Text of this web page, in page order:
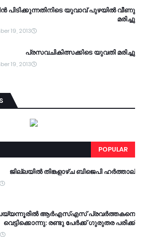
പിടിക്കുന്നതിനിടെ യുവാവ് പുഴയില്‍ വീണു
മരിച്ചു
19, 2013
പ്രസവചികിത്സക്കിടെ യുവതി മരിച്ചു
19, 2013
POPULAR
ജില്ലയില്‍ തിങ്കളാഴ്ച ബിജെപി ഹര്‍ത്താല്‍
ആര്‍എസ്എസ് പ്രവര്‍ത്തകനെ
വെട്ടിക്കൊന്നു: രണ്ടു പേര്‍ക്ക് ഗുരുതര പരിക്ക്